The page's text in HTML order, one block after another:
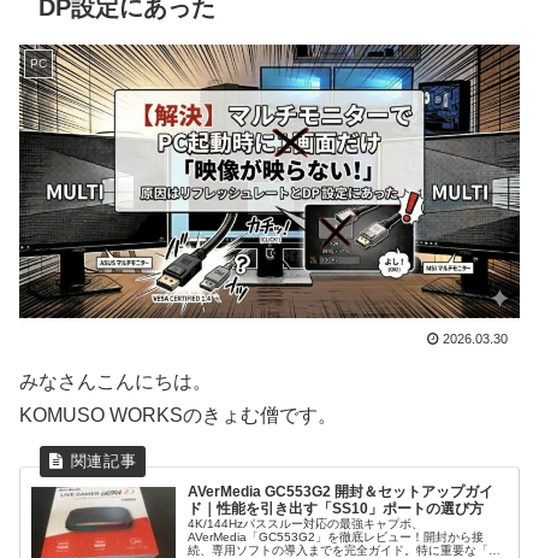
DP設定にあった
PC
2026.03.30
みなさんこんにちは。
KOMUSO WORKSのきょむ僧です。
AVerMedia GC553G2 開封＆セットアップガイ
ド｜性能を引き出す「SS10」ポートの選び方
4K/144Hzパススルー対応の最強キャプボ、
AVerMedia「GC553G2」を徹底レビュー！開封から接
続、専用ソフトの導入までを完全ガイド。特に重要な「マ